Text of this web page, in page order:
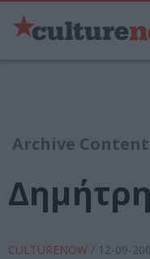
Archive
CULTURENOW / 12-09-